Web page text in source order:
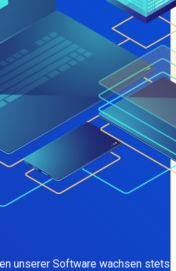
unserer Software wachsen stets